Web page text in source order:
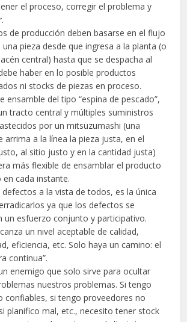
el proceso, corregir el problema y
de producción deben basarse en el flujo
pieza desde que ingresa a la planta (o
central) hasta que se despacha al
haber en lo posible productos
ni stocks de piezas en proceso.
ensamble del tipo “espina de pescado”,
tracto central y múltiples suministros
por un mitsuzumashi (una
arrima a la línea la pieza justa, en el
al sitio justo y en la cantidad justa)
más flexible de ensamblar el producto
en cada instante.
defectos a la vista de todos, es la única
ya que los defectos se
un esfuerzo conjunto y participativo.
un nivel aceptable de calidad,
eficiencia, etc. Solo haya un camino: el
continua”.
enemigo que solo sirve para ocultar
nuestros problemas. Si tengo
confiables, si tengo proveedores no
planifico mal, etc., necesito tener stock